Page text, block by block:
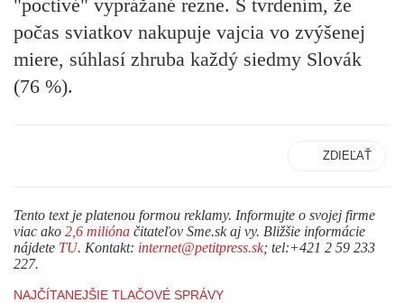
"poctivé" vyprážané rezne. S tvrdením, že
počas sviatkov nakupuje vajcia vo zvýšenej
miere, súhlasí zhruba každý siedmy Slovák
(76 %).
ZDIEĽAŤ
Tento text je platenou formou reklamy. Informujte o svojej firme
viac ako 2,6 milióna čitateľov Sme.sk aj vy. Bližšie informácie
nájdete TU. Kontakt: internet@petitpress.sk; tel:+421 2 59 233
227.
NAJČÍTANEJŠIE TLAČOVÉ SPRÁVY